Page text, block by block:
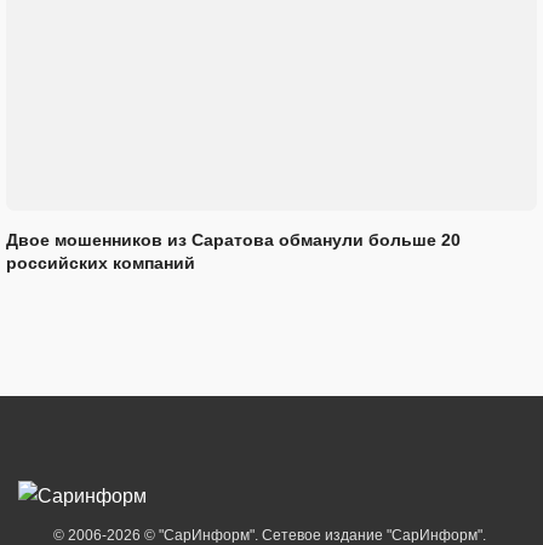
Двое мошенников из Саратова обманули больше 20
российских компаний
© 2006-2026 © "СарИнформ". Сетевое издание "СарИнформ".